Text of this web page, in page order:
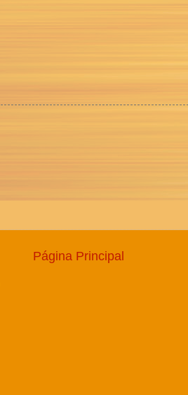
Página Principal